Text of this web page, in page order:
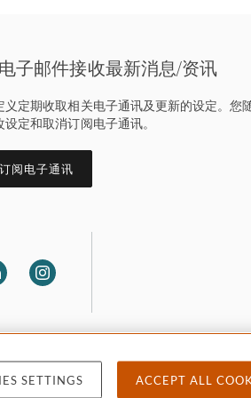
子邮件接收最新消息/资讯
义定期收取相关电子通讯及更新的设定。您
设定和取消订阅电子通讯。
阅电子通讯
privacy Accessibility Attorney
SETTINGS ACCEPT ALL